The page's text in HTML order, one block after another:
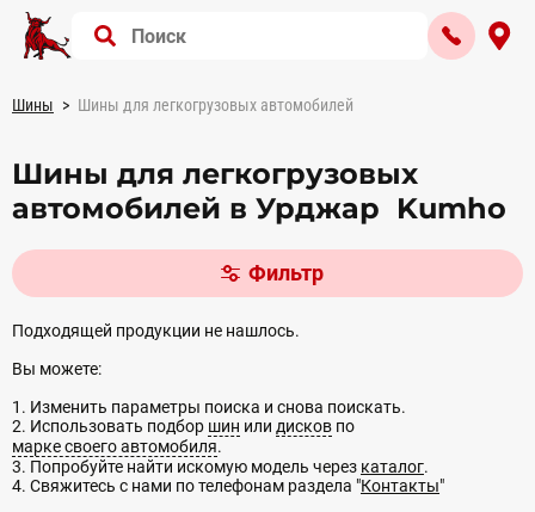
Шины Шины для легкогрузовых автомобилей
Шины для легкогрузовых
автомобилей в Урджар Kumho
Фильтр
Подходящей продукции не нашлось.
Вы можете:
1. Изменить параметры поиска и снова поискать.
2. Использовать подбор шин или дисков по
марке своего автомобиля.
3. Попробуйте найти искомую модель через каталог.
4. Свяжитесь с нами по телефонам раздела "Контакты"